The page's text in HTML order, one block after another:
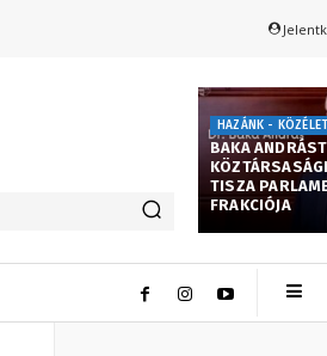
HAZÁNK - KÖZÉLET
BAKA
TISZA
FRAKCIÓJA